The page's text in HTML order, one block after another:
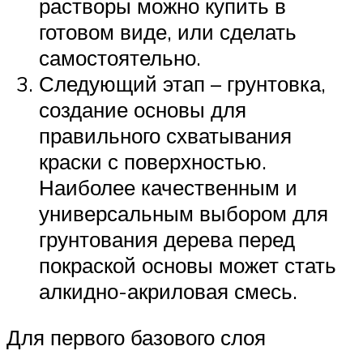
растворы можно купить в
готовом виде, или сделать
самостоятельно.
Следующий этап – грунтовка,
создание основы для
правильного схватывания
краски с поверхностью.
Наиболее качественным и
универсальным выбором для
грунтования дерева перед
покраской основы может стать
алкидно-акриловая смесь.
Для первого базового слоя